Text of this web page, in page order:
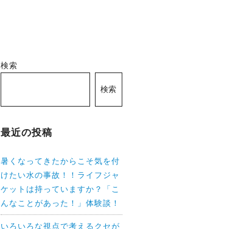
検索
検索
最近の投稿
暑くなってきたからこそ気を付
けたい水の事故！！ライフジャ
ケットは持っていますか？「こ
んなことがあった！」体験談！
いろいろな視点で考えるクセが